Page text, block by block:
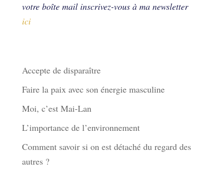
votre boîte mail inscrivez-vous à ma newsletter
ici
Accepte de disparaître
Faire la paix avec son énergie masculine
Moi, c’est Mai-Lan
L’importance de l’environnement
Comment savoir si on est détaché du regard des
autres ?